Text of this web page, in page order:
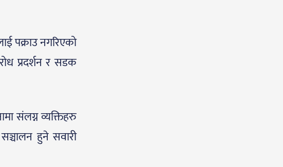
पक्राउ नगरिएको
प्रदर्शन र सडक
संलग्न व्यक्तिहरु
हुने सवारी